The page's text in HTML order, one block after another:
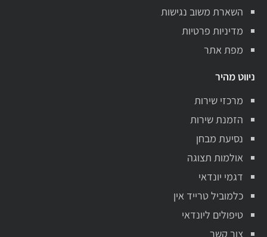
השארת משוב נגישות
מדיניות פרטיות
מפת אתר
ניווט מהיר
מרכזי שירות
הזמנת שירות
נסיעת מבחן
אולמות תצוגה
דגמי יונדאי
כלמוביל טרייד אין
טיפולים ליונדאי
צור קשר